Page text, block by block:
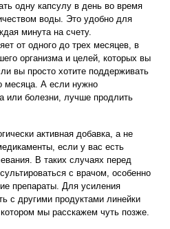
одну капсулу в день во время
воды. Это удобно для
минута на счету.
от одного до трех месяцев, в
организма и целей, которых вы
вы просто хотите поддерживать
месяца. А если нужно
или болезни, лучше продлить
активная добавка, а не
если у вас есть
В таких случаях перед
с врачом, особенно
препараты. Для усиления
с другими продуктами линейки
мы расскажем чуть позже.